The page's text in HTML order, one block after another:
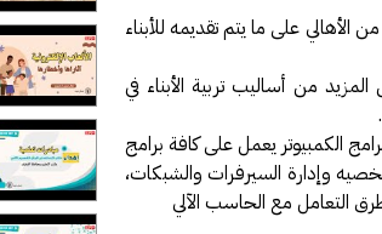
الأهالي على ما يتم تقديمه للأبناء
من أساليب تربية الأبناء في
الكمبيوتر يعمل على كافة برامج
وإدارة السيرفرات والشبكات،
التعامل مع الحاسب الآلي